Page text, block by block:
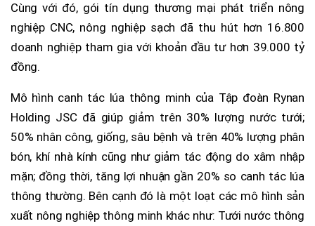
Cùng với đó, gói tín dụng thương mại phát triển nông
nghiệp CNC, nông nghiệp sạch đã thu hút hơn 16.800
doanh nghiệp tham gia với khoản đầu tư hơn 39.000 tỷ
đồng.
Mô hình canh tác lúa thông minh của Tập đoàn Rynan
Holding JSC đã giúp giảm trên 30% lượng nước tưới;
50% nhân công, giống, sâu bệnh và trên 40% lượng phân
bón, khí nhà kính cũng như giảm tác động do xâm nhập
mặn; đồng thời, tăng lợi nhuận gần 20% so canh tác lúa
thông thường. Bên cạnh đó là một loạt các mô hình sản
xuất nông nghiệp thông minh khác như: Tưới nước thông